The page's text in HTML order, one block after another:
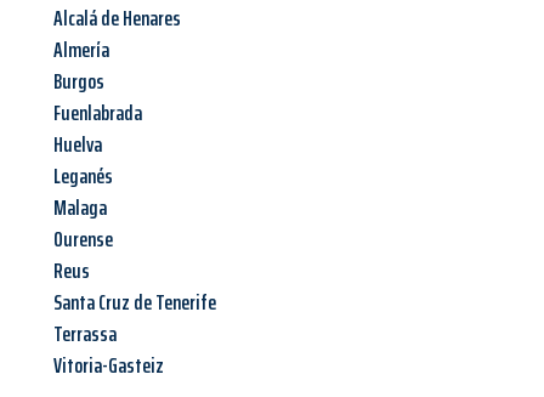
Alcalá de Henares
Almería
Burgos
Fuenlabrada
Huelva
Leganés
Malaga
Ourense
Reus
Santa Cruz de Tenerife
Terrassa
Vitoria-Gasteiz